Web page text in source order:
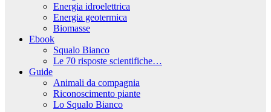
Energia idroelettrica
Energia geotermica
Biomasse
Ebook
Squalo Bianco
Le 70 risposte scientifiche…
Guide
Animali da compagnia
Riconoscimento piante
Lo Squalo Bianco